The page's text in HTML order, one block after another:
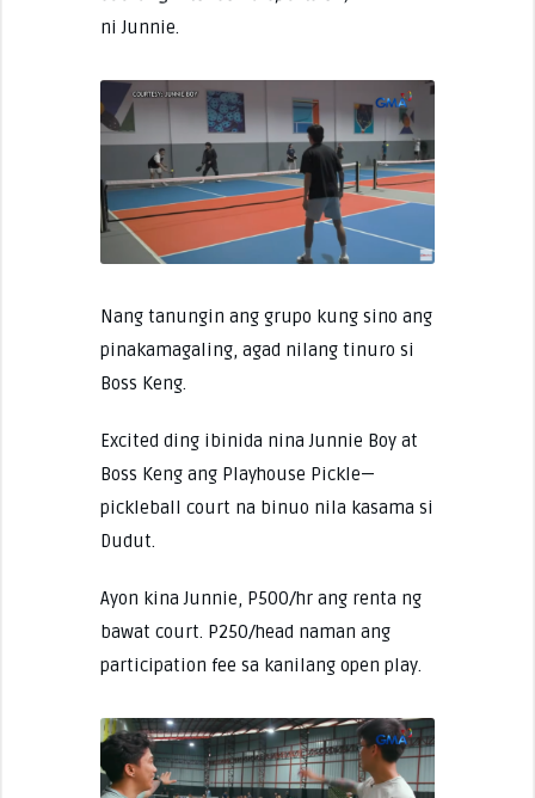
ni Junnie.
Nang tanungin ang grupo kung sino ang
pinakamagaling, agad nilang tinuro si
Boss Keng.
Excited ding ibinida nina Junnie Boy at
Boss Keng ang Playhouse Pickle—
pickleball court na binuo nila kasama si
Dudut.
Ayon kina Junnie, P500/hr ang renta ng
bawat court. P250/head naman ang
participation fee sa kanilang open play.